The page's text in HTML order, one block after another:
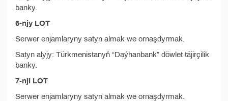
banky.
6-njy LOT
Serwer enjamlaryny satyn almak we ornaşdyrmak.
Satyn alyjy: Türkmenistanyň “Daýhanbank” döwlet täjirçilik
banky.
7-nji LOT
Serwer enjamlaryny satyn almak we ornaşdyrmak.